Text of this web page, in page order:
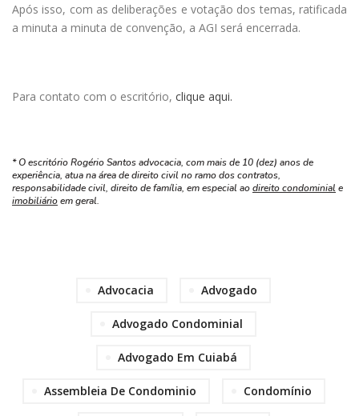
Após isso, com as deliberações e votação dos temas, ratificada
a minuta a minuta de convenção, a AGI será encerrada.
Para contato com o escritório, clique aqui.
* O escritório Rogério Santos advocacia, com mais de 10 (dez) anos de
experiência, atua na área de direito civil no ramo dos contratos,
responsabilidade civil, direito de família, em especial aodireito condominiale
imobiliárioem geral.
Advocacia Advogado
Advogado Condominial
Advogado Em Cuiabá
Assembleia De Condominio Condomínio